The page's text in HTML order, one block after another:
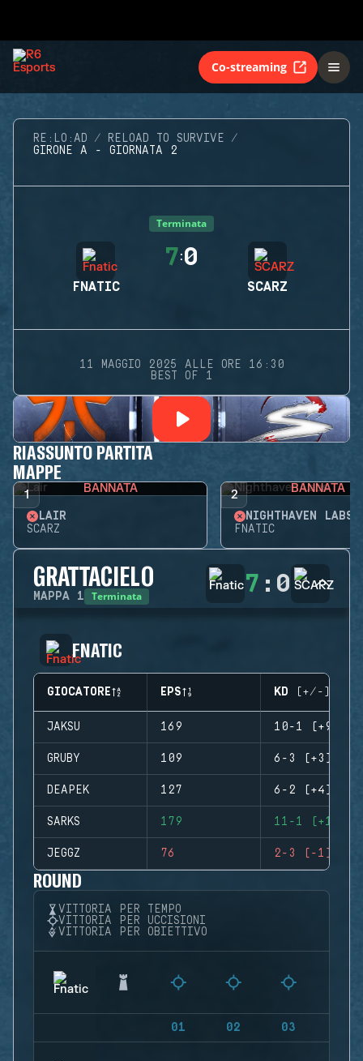
Co-streaming
RE:LO:AD
RELOAD TO SURVIVE
GIRONE A - GIORNATA 2
Terminata
FNATIC
7:0
SCARZ
11 MAGGIO 2025 ALLE ORE 16:30
BEST OF 1
RIASSUNTO PARTITA
MAPPE
1 BANNATA
LAIR
SCARZ
2 BANNATA
NIGHTHAVEN LABS
FNATIC
GRATTACIELO
MAPPA 1 Terminata 7 : 0
FNATIC
GIOCATORE EPS KD (+/-)
JAKSU 169 10-1 (+9)
GRUBY 109 6-3 (+3)
DEAPEK 127 6-2 (+4)
SARKS 179 11-1 (+10)
JEGGZ 76 2-3 (-1)
ROUND
VITTORIA PER TEMPO
VITTORIA PER UCCISIONI
VITTORIA PER OBIETTIVO
01 02 03